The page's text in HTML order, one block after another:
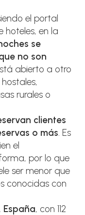
el portal
hoteles, en la
se
no son
abierto a otro
rurales o
clientes
o más. Es
el
por lo que
ser menor que
conocidas con
, España, con 112